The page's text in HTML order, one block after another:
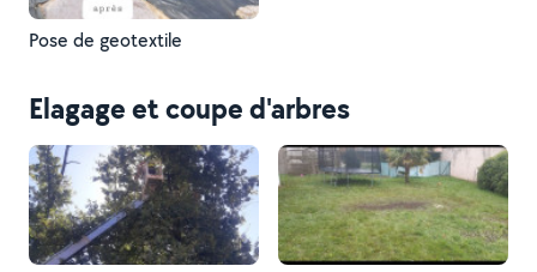
Pose de geotextile
Elagage et coupe d'arbres